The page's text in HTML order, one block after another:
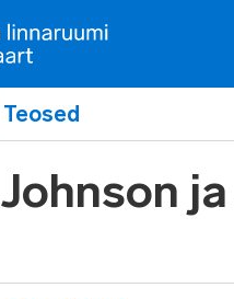
Teosed
Johnson